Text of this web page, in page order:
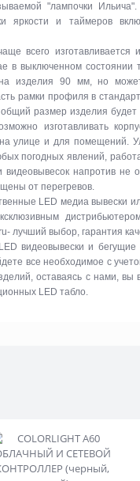
"лампочки Ильича".
яркости и таймеров
всего изготавливается
в выключенном состоянии
изделия 90 мм, но
рамки профиля в
размер изделия
изготавливать
улице и для помещений.
погодных явлений,
напротив не
от перегревов.
LED медиа вывески
лучший выбор, гарантия
видеовывески и
все необходимое с
оставаясь с нами, вы
LED табло.